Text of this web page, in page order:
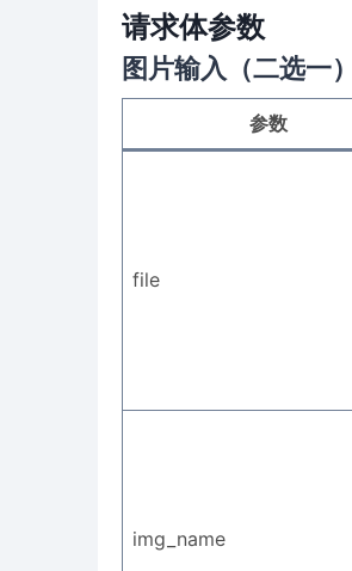
请求体参数
图片输入（二选一）
参数
file
img_name